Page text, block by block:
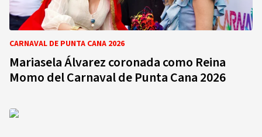
CARNAVAL DE PUNTA CANA 2026
Mariasela Álvarez coronada como Reina
Momo del Carnaval de Punta Cana 2026